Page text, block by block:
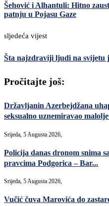
Šehović i Alhantuli: Hitno
patnju u Pojasu Gaze
sljedeća vijest
Šta najzdraviji ljudi na svijetu
Pročitajte još:
Državljanin Azerbejdžana
seksualno uznemiravao
Srijeda, 5 Augusta 2026,
Policija danas dronom snima
pravcima Podgorica – Bar...
Srijeda, 5 Augusta 2026,
Vučić čuva Marovića do